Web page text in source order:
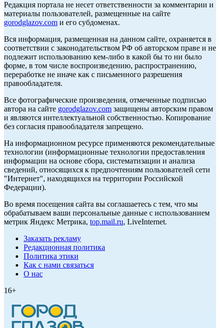
Редакция портала не несет ответственности за комментарии и
материалы пользователей, размещенные на сайте
gorodglazov.com и его субдоменах.
Вся информация, размещенная на данном сайте, охраняется в
соответствии с законодательством РФ об авторском праве и не
подлежит использованию кем-либо в какой бы то ни было
форме, в том числе воспроизведению, распространению,
переработке не иначе как с письменного разрешения
правообладателя.
Все фотографические произведения, отмеченные подписью
автора на сайте gorodglazov.com защищены авторским правом
и являются интеллектуальной собственностью. Копирование
без согласия правообладателя запрещено.
На информационном ресурсе применяются рекомендательные
технологии (информационные технологии предоставления
информации на основе сбора, систематизации и анализа
сведений, относящихся к предпочтениям пользователей сети
"Интернет", находящихся на территории Российской
Федерации).
Во время посещения сайта вы соглашаетесь с тем, что мы
обрабатываем ваши персональные данные с использованием
метрик Яндекс Метрика, top.mail.ru, LiveInternet.
Заказать рекламу
Редакционная политика
Политика этики
Как с нами связаться
О нас
16+